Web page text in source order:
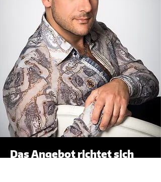
Das Angebot richtet sich